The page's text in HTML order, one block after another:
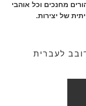
מחנכים וכל אוהבי
של יצירות.